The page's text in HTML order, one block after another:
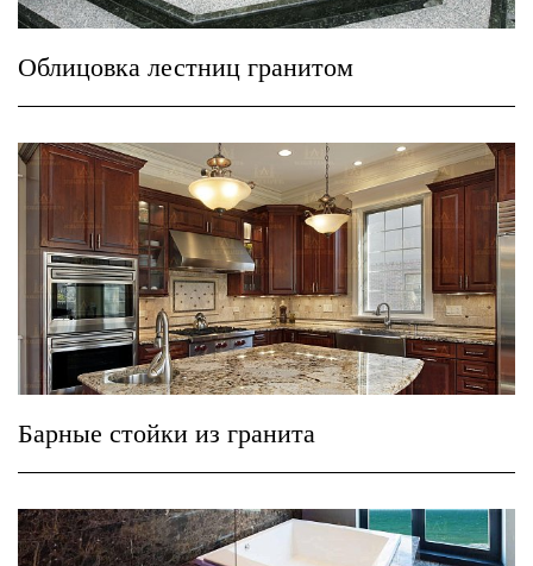
Облицовка лестниц гранитом
Барные стойки из гранита